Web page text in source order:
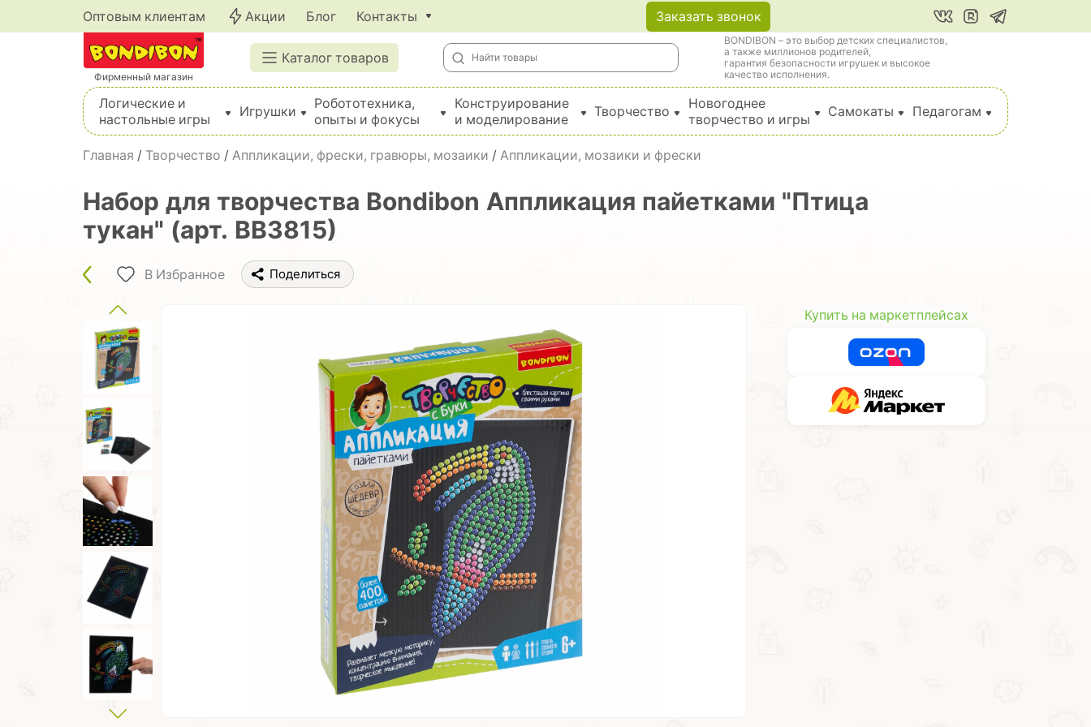
Оптовым клиентам Акции Блог Контакты Заказать звонок
Фирменный магазин
Каталог товаров
BONDIBON – это выбор детских специалистов,
а также миллионов родителей,
гарантия безопасности игрушек и высокое
качество исполнения.
Логические и
настольные игры
Игрушки
Робототехника,
опыты и фокусы
Конструирование
и моделирование
Творчество
Новогоднее
творчество и игры
Самокаты Педагогам
Главная / Творчество / Аппликации, фрески, гравюры, мозаики / Аппликации, мозаики и фрески
Набор для творчества Bondibon Аппликация пайетками "Птица
тукан" (арт. ВВ3815)
В Избранное Поделиться
Купить на маркетплейсах